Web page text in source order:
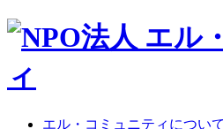
エル・コミュニティについて